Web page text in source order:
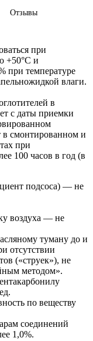
Отзывы
при
+50°С и
при температуре
влаги.
в
с даты приемки
в смонтированном и
при
100 часов в год (в
подсоса) — не
воздуха — не
туману до и
отсутствии
(«струек»), не
методом».
по веществу
соединений
1,0%.